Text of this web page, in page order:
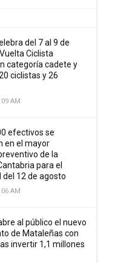
del 7 al 9 de
Ciclista
categoría cadete y
ciclistas y 26
AM
efectivos se
en el mayor
de la
para el
12 de agosto
AM
al público el nuevo
de Mataleñas con
invertir 1,1 millones